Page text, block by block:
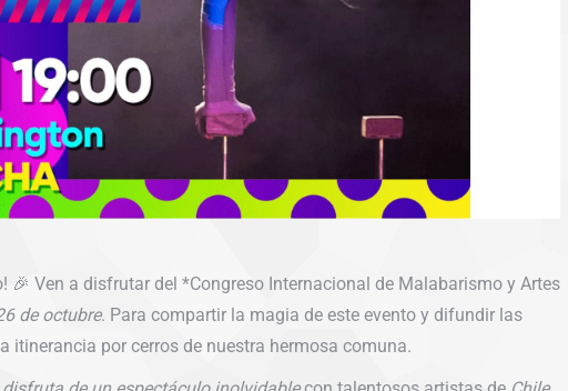
🎉 Ven a disfrutar del *Congreso Internacional de Malabarismo y Artes
de octubre. Para compartir la magia de este evento y difundir las
itinerancia por cerros de nuestra hermosa comuna.